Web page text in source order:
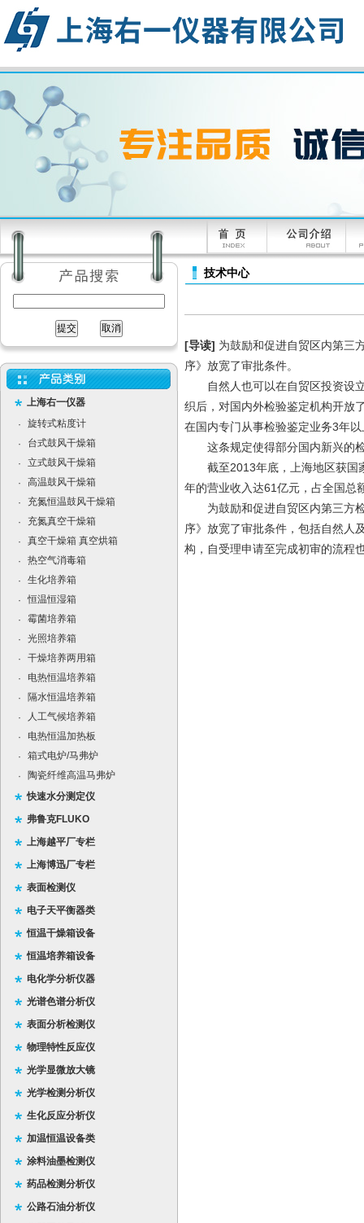
上海右一仪器
·
旋转式粘度计
·
台式鼓风干燥箱
·
立式鼓风干燥箱
·
高温鼓风干燥箱
·
充氮恒温鼓风干燥箱
·
充氮真空干燥箱
·
真空干燥箱 真空烘箱
·
热空气消毒箱
·
生化培养箱
·
恒温恒湿箱
·
霉菌培养箱
·
光照培养箱
·
干燥培养两用箱
·
电热恒温培养箱
·
隔水恒温培养箱
·
人工气候培养箱
·
电热恒温加热板
·
箱式电炉/马弗炉
·
陶瓷纤维高温马弗炉
快速水分测定仪
弗鲁克FLUKO
上海越平厂专栏
上海博迅厂专栏
表面检测仪
电子天平衡器类
恒温干燥箱设备
恒温培养箱设备
电化学分析仪器
光谱色谱分析仪
表面分析检测仪
物理特性反应仪
光学显微放大镜
光学检测分析仪
生化反应分析仪
加温恒温设备类
涂料油墨检测仪
药品检测分析仪
公路石油分析仪
技术中心
[导读] 为鼓励和促进自贸区内第三
序》放宽了审批条件。
自然人也可以在自贸区投资设立
织后，对国内外检验鉴定机构开放
在国内专门从事检验鉴定业务3年以
这条规定使得部分国内新兴的检
截至2013年底，上海地区获国家
年的营业收入达61亿元，占全国总
为鼓励和促进自贸区内第三方检
序》放宽了审批条件，包括自然人
构，自受理申请至完成初审的流程